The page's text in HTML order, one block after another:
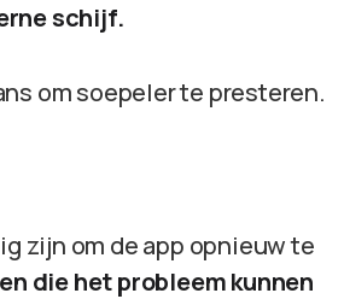
schijf.
om soepeler te presteren.
zijn om de app opnieuw te
die het probleem kunnen